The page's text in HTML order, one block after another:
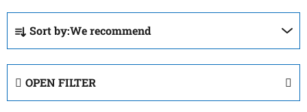
P
o
d
u
Sort by:We recommend
OPEN FILTER